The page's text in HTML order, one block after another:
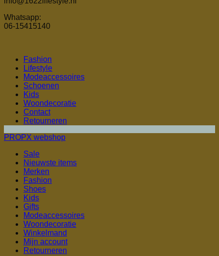
Whatsapp:
06-15415140
Fashion
Lifestyle
Modeaccessoires
Schoenen
Kids
Woondecoratie
Contact
Retourneren
PROPX webshop
Sale
Nieuwste items
Merken
Fashion
Shoes
Kids
Gifts
Modeaccessoires
Woondecoratie
Winkelmand
Mijn account
Retourneren